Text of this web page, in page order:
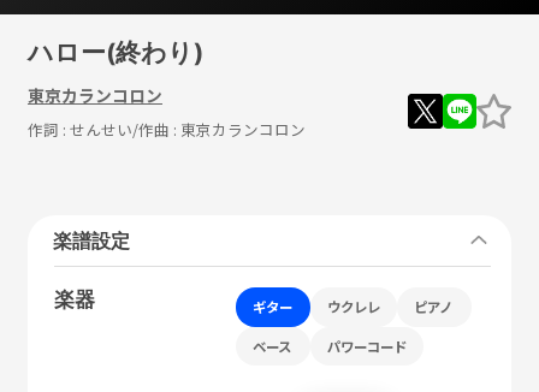
ハロー(終わり)
東京カランコロン
作詞 : せんせい/作曲 : 東京カランコロン
楽譜設定
楽器 ギター ウクレレ ピアノ
ベース パワーコード